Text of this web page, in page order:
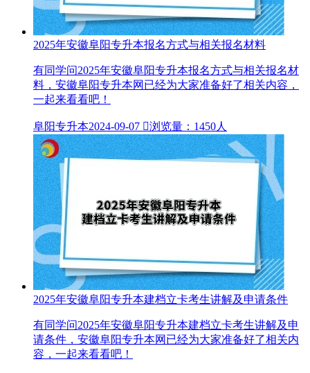
2025年安徽阜阳专升本报名方式与相关报名材料
有同学问2025年安徽阜阳专升本报名方式与相关报名材
料，安徽阜阳专升本网已经为大家准备好了相关内容，
一起来看看吧！
阜阳专升本2024-09-07 浏览量：1450人
​2025年安徽阜阳专升本建档立卡考生讲解及申请条件
有同学问​2025年安徽阜阳专升本建档立卡考生讲解及申
请条件，安徽阜阳专升本网已经为大家准备好了相关内
容，一起来看看吧！